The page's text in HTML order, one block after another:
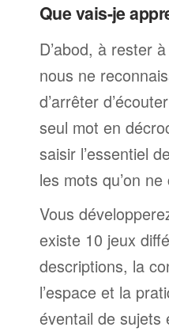
Que vais-je
D’abod, à rester
nous ne
d’arrêter
seul mot en
saisir l’essentiel
les mots qu’on
Vous
existe 10 jeux
descriptions, la
l’espace et la
éventail de sujets